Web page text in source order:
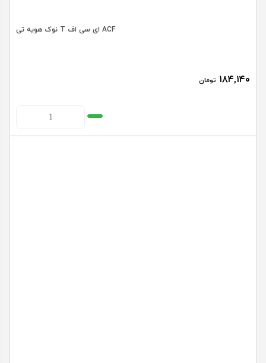
نوک هویه تی T ای سی اف ACF
۱۸۴,۱۴۰ تومان